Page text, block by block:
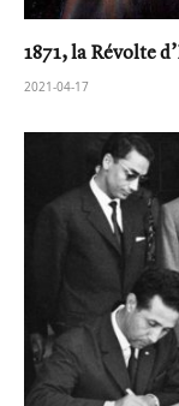
1871, la Révolte
2021-04-17